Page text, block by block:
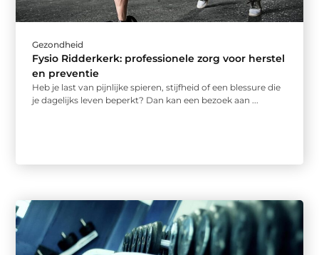
Gezondheid
Fysio Ridderkerk: professionele zorg voor herstel
en preventie
Heb je last van pijnlijke spieren, stijfheid of een blessure die
je dagelijks leven beperkt? Dan kan een bezoek aan ...